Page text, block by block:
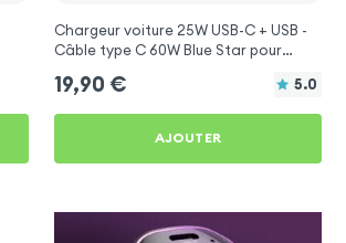
Chargeur voiture 25W USB-C + USB -
Câble type C 60W Blue Star pour
19,90 € 5.0
AJOUTER